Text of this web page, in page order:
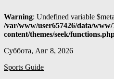
Warning: Undefined variable
/var/www/user657426/data/
content/themes/seek/
Skip
content
Суббота, Авг 8, 2026
Sports Guide